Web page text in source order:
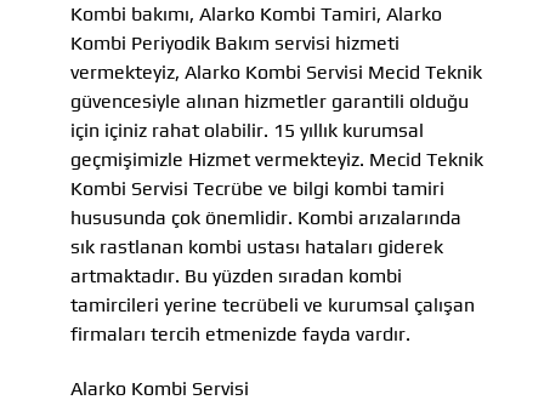
Kombi bakımı, Alarko Kombi Tamiri, Alarko
Kombi Periyodik Bakım servisi hizmeti
vermekteyiz, Alarko Kombi Servisi Mecid Teknik
güvencesiyle alınan hizmetler garantili olduğu
için içiniz rahat olabilir. 15 yıllık kurumsal
geçmişimizle Hizmet vermekteyiz. Mecid Teknik
Kombi Servisi Tecrübe ve bilgi kombi tamiri
hususunda çok önemlidir. Kombi arızalarında
sık rastlanan kombi ustası hataları giderek
artmaktadır. Bu yüzden sıradan kombi
tamircileri yerine tecrübeli ve kurumsal çalışan
firmaları tercih etmenizde fayda vardır.
Alarko Kombi Servisi